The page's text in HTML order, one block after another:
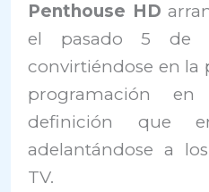
Penthouse HD
el pasado 5 de
convirtiéndose en la
programación
definición que
adelantándose a
TV.